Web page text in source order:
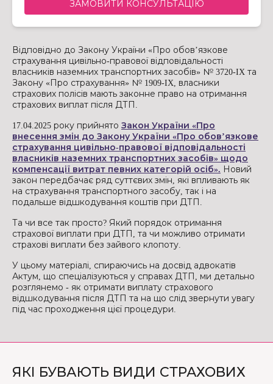
ЗАМОВИТИ КОНСУЛЬТАЦІЮ
Відповідно до Закону України «Про обов’язкове
страхування цивільно-правової відповідальності
власників наземних транспортних засобів» № 3720-IX та
Закону «Про страхування» № 1909-IX, власники
страхових полісів мають законне право на отримання
страхових виплат після ДТП.
17.04.2025 року прийнято Закон України «Про
внесення змін до Закону України «Про обов’язкове
страхування цивільно-правової відповідальності
власників наземних транспортних засобів» щодо
компенсації витрат певних категорій осіб». Новий
закон передбачає ряд суттєвих змін, які впливають як
на страхування транспортного засобу, так і на
подальше відшкодування коштів при ДТП.
Та чи все так просто? Який порядок отримання
страхової виплати при ДТП, та чи можливо отримати
страхові виплати без зайвого клопоту.
У цьому матеріалі, спираючись на досвід адвокатів
Актум, що спеціалізуються у справах ДТП, ми детально
розглянемо - як отримати виплату страхового
відшкодування після ДТП та на що слід звернути увагу
під час проходження цієї процедури.
ЯКІ БУВАЮТЬ ВИДИ СТРАХОВИХ